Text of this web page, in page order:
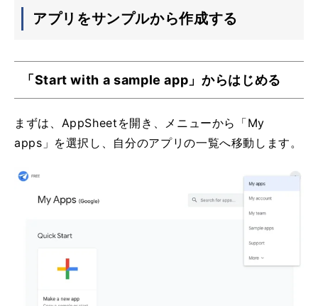
アプリをサンプルから作成する
「Start with a sample app」からはじめる
まずは、AppSheetを開き、メニューから「My
apps」を選択し、自分のアプリの一覧へ移動します。